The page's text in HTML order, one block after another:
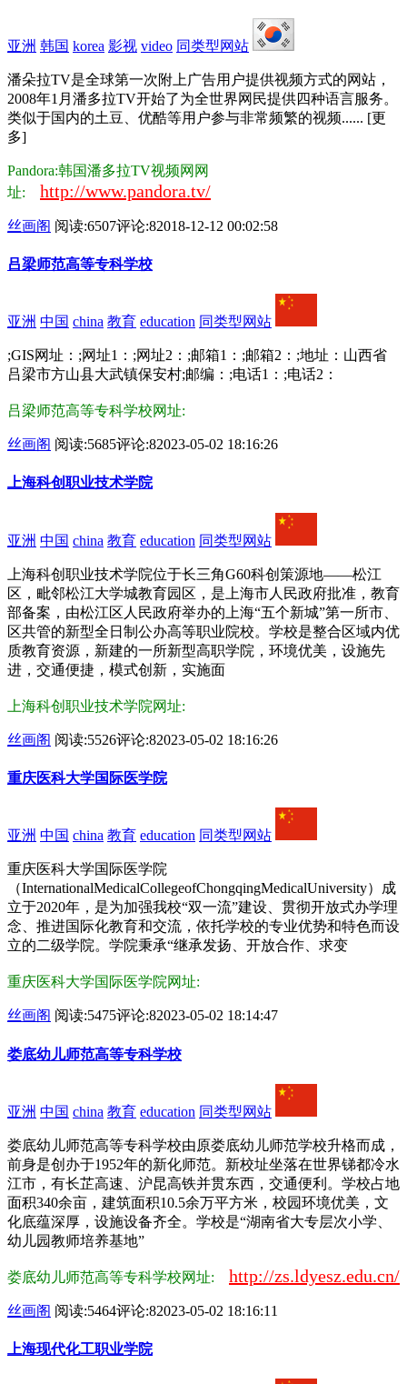
亚洲 韩国 korea 影视 video 同类型网站
潘朵拉TV是全球第一次附上广告用户提供视频方式的网站，
2008年1月潘多拉TV开始了为全世界网民提供四种语言服务。
类似于国内的土豆、优酷等用户参与非常频繁的视频...... [更
多]
Pandora:韩国潘多拉TV视频网网
址: http://www.pandora.tv/
丝画阁 阅读:6507评论:82018-12-12 00:02:58
吕梁师范高等专科学校
亚洲 中国 china 教育 education 同类型网站
;GIS网址：;网址1：;网址2：;邮箱1：;邮箱2：;地址：山西省
吕梁市方山县大武镇保安村;邮编：;电话1：;电话2：
吕梁师范高等专科学校网址:
丝画阁 阅读:5685评论:82023-05-02 18:16:26
上海科创职业技术学院
亚洲 中国 china 教育 education 同类型网站
上海科创职业技术学院位于长三角G60科创策源地——松江
区，毗邻松江大学城教育园区，是上海市人民政府批准，教育
部备案，由松江区人民政府举办的上海“五个新城”第一所市、
区共管的新型全日制公办高等职业院校。学校是整合区域内优
质教育资源，新建的一所新型高职学院，环境优美，设施先
进，交通便捷，模式创新，实施面
上海科创职业技术学院网址:
丝画阁 阅读:5526评论:82023-05-02 18:16:26
重庆医科大学国际医学院
亚洲 中国 china 教育 education 同类型网站
重庆医科大学国际医学院
（InternationalMedicalCollegeofChongqingMedicalUniversity）成
立于2020年，是为加强我校“双一流”建设、贯彻开放式办学理
念、推进国际化教育和交流，依托学校的专业优势和特色而设
立的二级学院。学院秉承“继承发扬、开放合作、求变
重庆医科大学国际医学院网址:
丝画阁 阅读:5475评论:82023-05-02 18:14:47
娄底幼儿师范高等专科学校
亚洲 中国 china 教育 education 同类型网站
娄底幼儿师范高等专科学校由原娄底幼儿师范学校升格而成，
前身是创办于1952年的新化师范。新校址坐落在世界锑都冷水
江市，有长芷高速、沪昆高铁并贯东西，交通便利。学校占地
面积340余亩，建筑面积10.5余万平方米，校园环境优美，文
化底蕴深厚，设施设备齐全。学校是“湖南省大专层次小学、
幼儿园教师培养基地”
娄底幼儿师范高等专科学校网址: http://zs.ldyesz.edu.cn/
丝画阁 阅读:5464评论:82023-05-02 18:16:11
上海现代化工职业学院